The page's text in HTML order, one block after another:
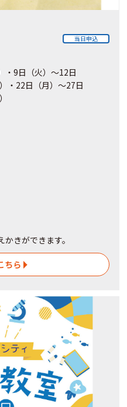
当日申込
・9日（火）～12日
・22日（月）～27日
きができます。
ちら